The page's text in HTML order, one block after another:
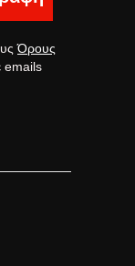
Όρους
emails